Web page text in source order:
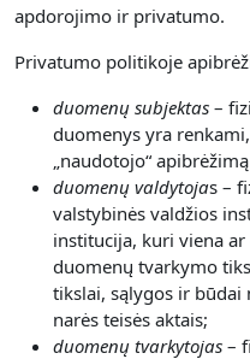
apdorojimo ir privatumo.
Privatumo politikoje
duomenų subjektas –
duomenys yra
„naudotojo“
duomenų valdytojas –
valstybinės valdžios
institucija, kuri viena
duomenų tvarkymo
tikslai, sąlygos ir būdai
narės teisės aktais;
duomenų tvarkytojas –